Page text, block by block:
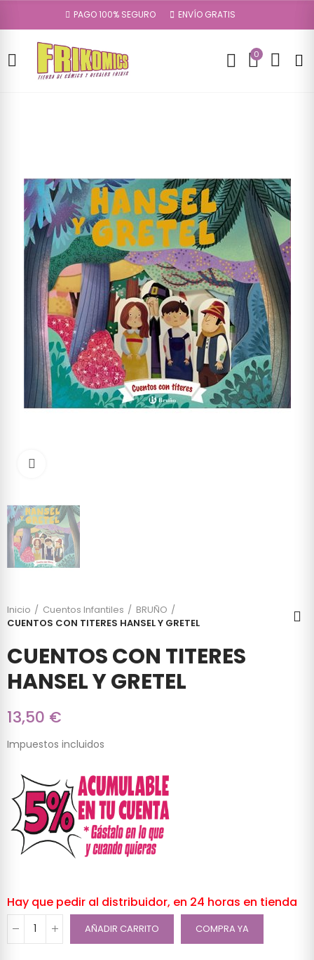
PAGO 100% SEGURO ENVÍO GRATIS
0
Inicio Cuentos Infantiles
BRUÑO
CUENTOS CON TITERES HANSEL Y GRETEL
CUENTOS CON TITERES
HANSEL Y GRETEL
13,50 €
Impuestos incluidos
Hay que pedir al distribuidor, en 24 horas en tienda
AÑADIR CARRITO COMPRA YA